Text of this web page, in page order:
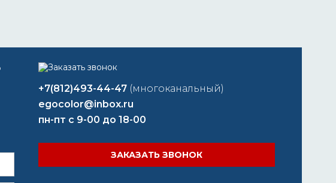
+7(812)493-44-47 (многоканальный)
egocolor@inbox.ru
пн-пт с 9-00 до 18-00
ЗАКАЗАТЬ ЗВОНОК